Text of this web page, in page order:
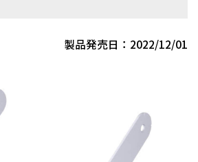
製品発売日：2022/12/01